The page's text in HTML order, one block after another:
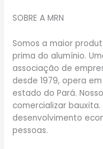
SOBRE A MRN
Somos a maior
prima do alumínio.
associação de
desde 1979, opera
estado do Pará.
comercializar
desenvolvimento
pessoas.